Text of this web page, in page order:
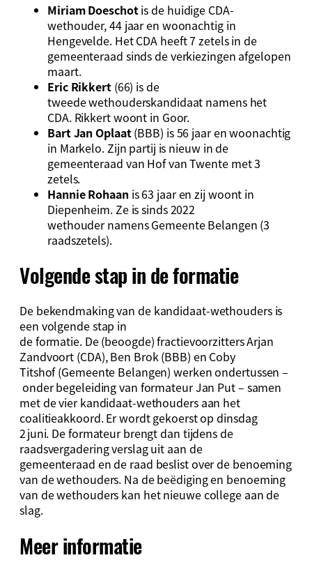
Miriam Doeschotis de huidige CDA-
wethouder, 44 jaar en woonachtig in
Hengevelde. Het CDA heeft 7 zetels in de
gemeenteraad sinds de verkiezingen afgelopen
maart.
Eric Rikkert(66) is de
tweede wethouderskandidaat namens het
CDA. Rikkert woont in Goor.
Bart Jan Oplaat(BBB) is 56 jaar en woonachtig
in Markelo. Zijn partij is nieuw in de
gemeenteraad van Hof van Twente met 3
zetels.
Hannie Rohaan is 63 jaar en zij woont in
Diepenheim. Ze is sinds 2022
wethouder namens Gemeente Belangen (3
raadszetels).
Volgende stap in de formatie
De bekendmaking van de kandidaat-wethouders is
een volgende stap in
de formatie. De (beoogde) fractievoorzitters Arjan
Zandvoort (CDA), Ben Brok (BBB) en Coby
Titshof (Gemeente Belangen) werken ondertussen –
onder begeleiding van formateur Jan Put – samen
met de vier kandidaat-wethouders aan het
coalitieakkoord. Er wordt gekoerst op dinsdag
2 juni. De formateur brengt dan tijdens de
raadsvergadering verslag uit aan de
gemeenteraad en de raad beslist over de benoeming
van de wethouders. Na de beëdiging en benoeming
van de wethouders kan het nieuwe college aan de
slag.
Meer informatie